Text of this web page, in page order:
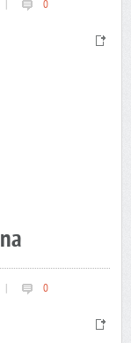
0
0